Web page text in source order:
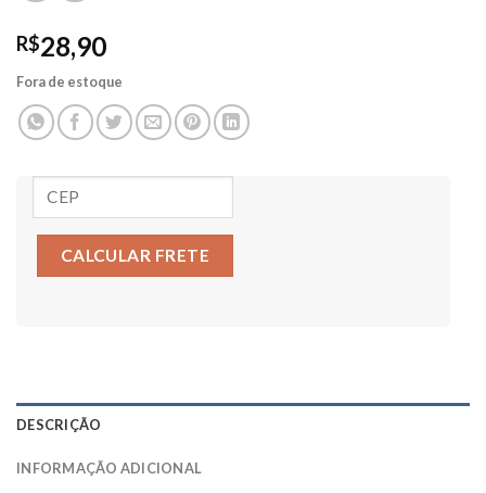
R$28,90
CALCULAR FRETE
Fora de estoque
DESCRIÇÃO
INFORMAÇÃO ADICIONAL